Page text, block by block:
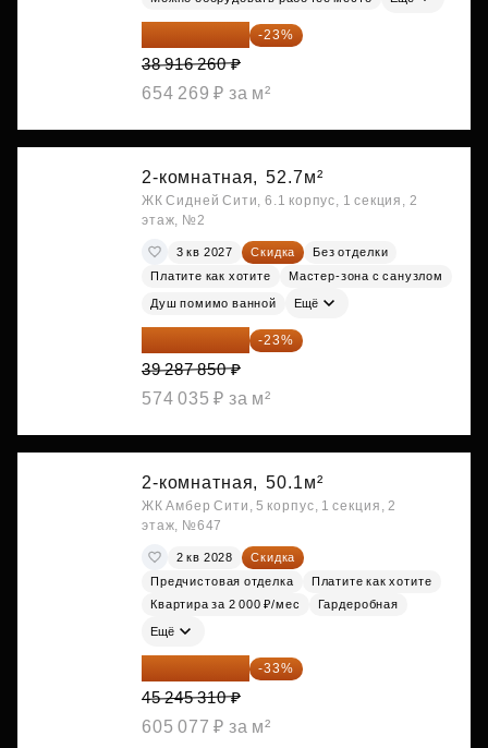
29 965 520 ₽ -23%
38 916 260 ₽
654 269 ₽ за м²
2-комнатная, 52.7м²
ЖК Сидней Сити, 6.1 корпус, 1 секция, 2
этаж, №2
3 кв 2027 Скидка
Без отделки
Платите как хотите
Мастер-зона с санузлом
Душ помимо ванной Ещё
30 251 645 ₽ -23%
39 287 850 ₽
574 035 ₽ за м²
2-комнатная, 50.1м²
ЖК Амбер Сити, 5 корпус, 1 секция, 2
этаж, №647
2 кв 2028
Скидка
Предчистовая отделка
Платите как хотите
Квартира за 2 000 ₽/мес
Гардеробная
Ещё
30 314 358 ₽ -33%
45 245 310 ₽
605 077 ₽ за м²